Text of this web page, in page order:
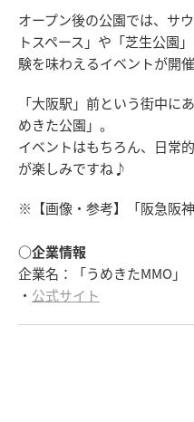
オープン後の公園では、サ
トスペース」や「芝生公園
験を味わえるイベントが開催
「大阪駅」前という街中に
めきた公園」。
イベントはもちろん、日常
が楽しみですね♪
※【画像・参考】「阪急阪神
○企業情報
企業名：「うめきたMMO」
・ 公式サイト